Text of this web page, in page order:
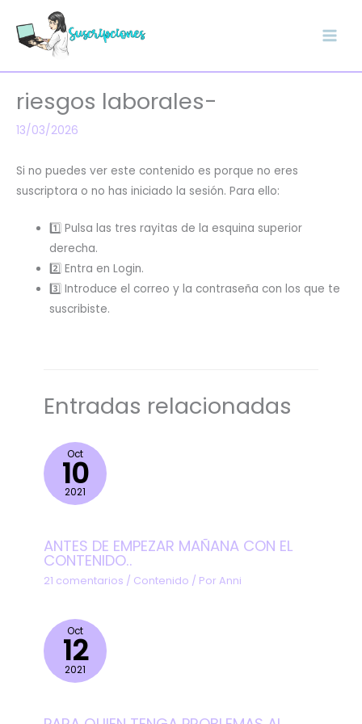
contenido
riesgos laborales-
13/03/2026
Si no puedes ver este contenido es porque no eres
suscriptora o no has iniciado la sesión. Para ello:
1️⃣ Pulsa las tres rayitas de la esquina superior
derecha.
2️⃣ Entra en Login.
3️⃣ Introduce el correo y la contraseña con los que te
suscribiste.
Entradas relacionadas
Oct
10
2021
ANTES DE EMPEZAR MAÑANA CON EL
CONTENIDO..
21 comentarios / Contenido / PorAnni
Oct
12
2021